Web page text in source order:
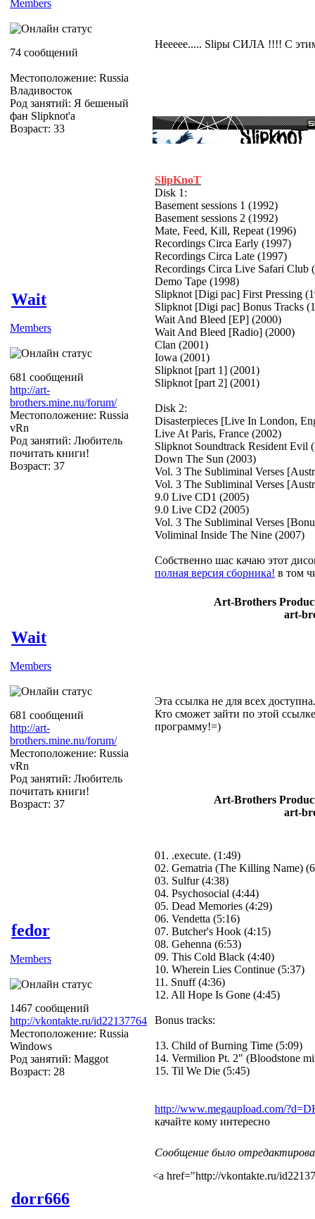
Members
74 сообщений
Местоположение: Russia
Владивосток
Род занятий: Я бешеный
фан Slipknot'a
Возраст: 33
Неееее..... Slipы СИЛА !!!! С
Wait
Members
681 сообщений
http://art-
brothers.mine.nu/forum/
Местоположение: Russia
vRn
Род занятий: Любитель
почитать книги!
Возраст: 37
SlipKnoT
Disk 1:
Basement sessions 1 (1992)
Basement sessions 2 (1992)
Mate, Feed, Kill, Repeat (1996)
Recordings Circa Early (1997)
Recordings Circa Late (1997)
Recordings Circa Live Safari Club
Demo Tape (1998)
Slipknot [Digi pac] First Pressing
Slipknot [Digi pac] Bonus Tracks
Wait And Bleed [EP] (2000)
Wait And Bleed [Radio] (2000)
Clan (2001)
Iowa (2001)
Slipknot [part 1] (2001)
Slipknot [part 2] (2001)
Disk 2:
Disasterpieces [Live In London,
Live At Paris, France (2002)
Slipknot Soundtrack Resident Evil
Down The Sun (2003)
Vol. 3 The Subliminal Verses
Vol. 3 The Subliminal Verses
9.0 Live CD1 (2005)
9.0 Live CD2 (2005)
Vol. 3 The Subliminal Verses
Voliminal Inside The Nine (2007)
Собственно шас качаю этот
полная версия сборника! в том
Art-Brothers
art-
Wait
Members
681 сообщений
http://art-
brothers.mine.nu/forum/
Местоположение: Russia
vRn
Род занятий: Любитель
почитать книги!
Возраст: 37
Эта ссылка не для всех доступна.
Кто сможет зайти по этой
программу!=)
Art-Brothers
art-
fedor
Members
1467 сообщений
http://vkontakte.ru/id22137764
Местоположение: Russia
Windows
Род занятий: Maggot
Возраст: 28
01. .execute. (1:49)
02. Gematria (The Killing Name)
03. Sulfur (4:38)
04. Psychosocial (4:44)
05. Dead Memories (4:29)
06. Vendetta (5:16)
07. Butcher's Hook (4:15)
08. Gehenna (6:53)
09. This Cold Black (4:40)
10. Wherein Lies Continue (5:37)
11. Snuff (4:36)
12. All Hope Is Gone (4:45)
Bonus tracks:
13. Child of Burning Time (5:09)
14. Vermilion Pt. 2" (Bloodstone
15. Til We Die (5:45)
http://www.megaupload.com/
качайте кому интересно
Сообщение было
<a href="http://vkontakte.ru/
dorr666